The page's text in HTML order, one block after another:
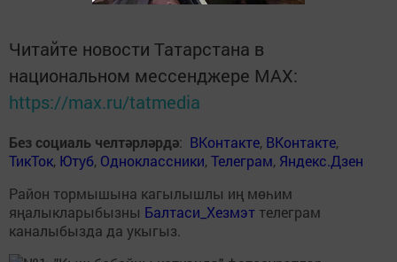
Читайте новости Татарстана в
национальном мессенджере MАХ:
https://max.ru/tatmedia
Без социаль челтәрләрдә: ВКонтакте, ВКонтакте,
ТикТок, Ютуб, Одноклассники,Телеграм, Яндекс.Дзен
Район тормышына кагылышлы иң мөһим
яңалыкларыбызны Балтаси_Хезмэт телеграм
каналыбызда да укыгыз.